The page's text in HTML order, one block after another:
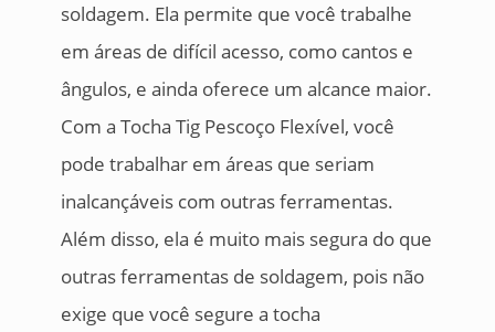
soldagem. Ela permite que você trabalhe
em áreas de difícil acesso, como cantos e
ângulos, e ainda oferece um alcance maior.
Com a Tocha Tig Pescoço Flexível, você
pode trabalhar em áreas que seriam
inalcançáveis com outras ferramentas.
Além disso, ela é muito mais segura do que
outras ferramentas de soldagem, pois não
exige que você segure a tocha